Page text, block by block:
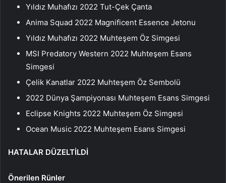
Yıldız Muhafızı 2022 Tut-Çek Çanta
Anima Squad 2022 Magnificent Essence Jetonu
Yıldız Muhafızı 2022 Muhteşem Öz Simgesi
MSI Predatory Western 2022 Muhteşem Esans
Simgesi
Çelik Kanatlar 2022 Muhteşem Öz Sembolü
2022 Dünya Şampiyonası Muhteşem Esans Simgesi
Eclipse Knights 2022 Muhteşem Öz Simgesi
Ocean Music 2022 Muhteşem Esans Simgesi
HATALAR DÜZELTİLDİ
Önerilen Rünler